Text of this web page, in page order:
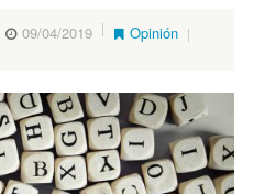
09/04/2019 Opinión